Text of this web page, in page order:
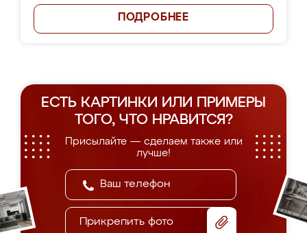
ПОДРОБНЕЕ
ЕСТЬ КАРТИНКИ ИЛИ ПРИМЕРЫ
ТОГО, ЧТО НРАВИТСЯ?
Присылайте — сделаем также или
лучше!
Прикрепить фото